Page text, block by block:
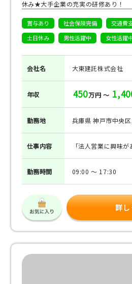
休み★大手企業の充実の研修あり！
賞与あり 社会保険完備 交通費
土日休み
男性活躍中 女性活躍
会社名 大東建託株式会社
年収 450万円 ～
勤務地 兵庫県 神戸市中央
仕事内容 「法人営業に興味
勤務時間 09:00 ～ 17:30
詳